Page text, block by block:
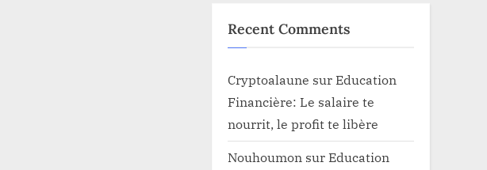
Recent Comments
Cryptoalaune surEducation
Financière: Le salaire te
nourrit, le profit te libère
Nouhoumon surEducation